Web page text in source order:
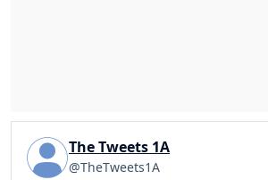
The Tweets 1A
@TheTweets1A